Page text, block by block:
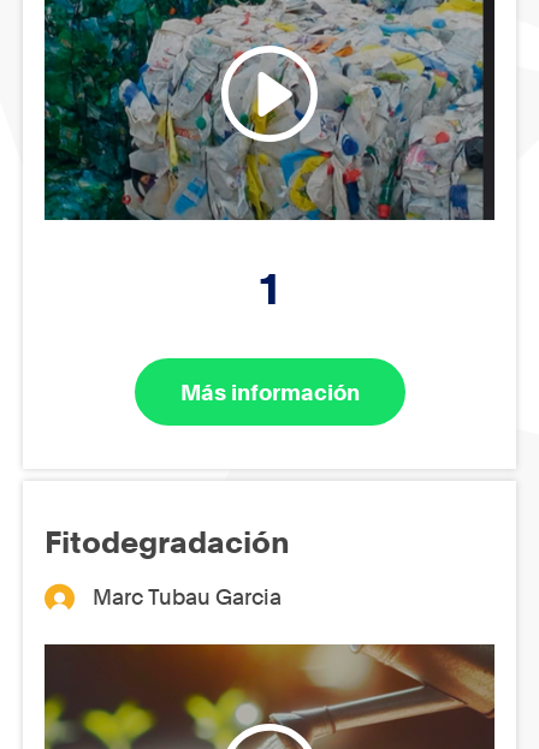
1
Más información
Fitodegradación
Marc Tubau Garcia